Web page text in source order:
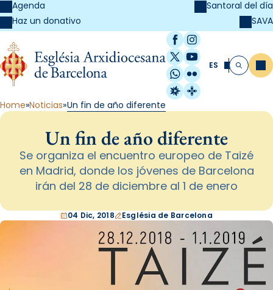
Agenda
Haz un donativo
Santoral del día
SAVA
Facebook
Instagram
X / Twitter
YouTube
WhatsApp
Flickr
Radio Estel
Catalunya
ES Buscar
Home Noticias Un fin de año diferente
Un fin de año diferente
Se organiza el encuentro europeo de Taizé
en Madrid, donde los jóvenes de Barcelona
irán del 28 de diciembre al 1 de enero
04 Dic, 2018 Església de Barcelona